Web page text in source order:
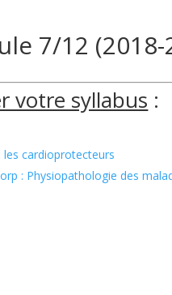
7/12 (2018-
votre syllabus :
les cardioprotecteurs
: Physiopathologie des